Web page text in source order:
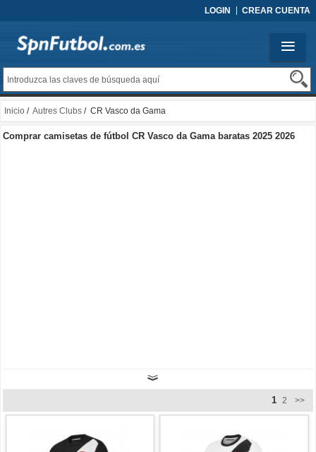
LOGIN CREAR CUENTA
Inicio / Autres Clubs / CR Vasco da Gama
Comprar camisetas de fútbol CR Vasco da Gama baratas 2025 2026
1 2 >>